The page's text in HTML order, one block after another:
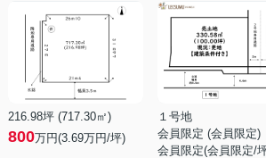
216.98坪 (717.30㎡)
800万円(3.69万円/坪)
１号地
会員限定 (会員限定)
会員限定(会員限定/